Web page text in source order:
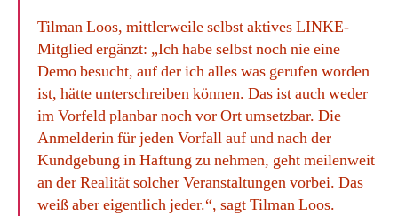
Tilman Loos, mittlerweile selbst aktives LINKE-
Mitglied ergänzt: „Ich habe selbst noch nie eine
Demo besucht, auf der ich alles was gerufen worden
ist, hätte unterschreiben können. Das ist auch weder
im Vorfeld planbar noch vor Ort umsetzbar. Die
Anmelderin für jeden Vorfall auf und nach der
Kundgebung in Haftung zu nehmen, geht meilenweit
an der Realität solcher Veranstaltungen vorbei. Das
weiß aber eigentlich jeder.“, sagt Tilman Loos.